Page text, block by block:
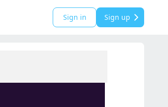
Sign in Sign up